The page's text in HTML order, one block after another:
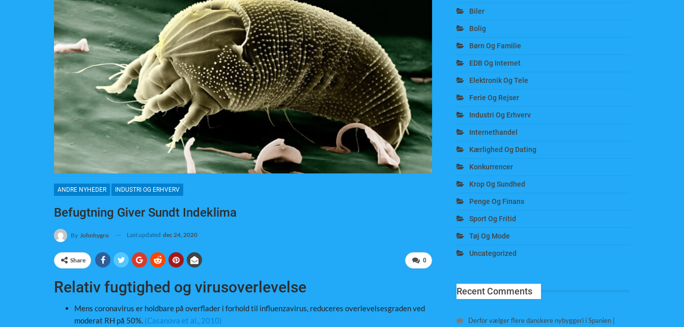
ANDRE NYHEDER INDUSTRI OG ERHVERV
Befugtning Giver Sundt Indeklima
By Johnhygro Last updated dec 24, 2020
0
Share
Relativ fugtighed og virusoverlevelse
Mens coronavirus er holdbare på overflader i forhold til influenzavirus, reduceres overlevelsesgraden ved
moderat RH på 50%. (Casanova et al., 2010)
Biler
Bolig
Børn Og Familie
EDB Og Internet
Elektronik Og Tele
Ferie Og Rejser
Industri Og Erhverv
Internethandel
Kærlighed Og Dating
Konkurrencer
Krop Og Sundhed
Penge Og Finans
Sport Og Fritid
Tøj Og Mode
Uncategorized
Recent Comments
Derfor vælger flere danskere nybyggeri i Spanien |